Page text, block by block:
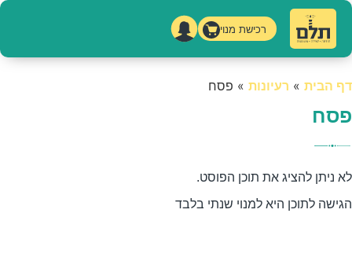
רכישת מנוי
דף הבית » רעיונות » פסח
פסח
לא ניתן להציג את תוכן הפוסט.
הגישה לתוכן היא למנוי שנתי בלבד